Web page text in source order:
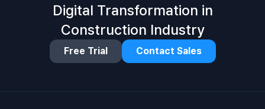
Digital Transformation in
Construction Industry
Free Trial Contact Sales